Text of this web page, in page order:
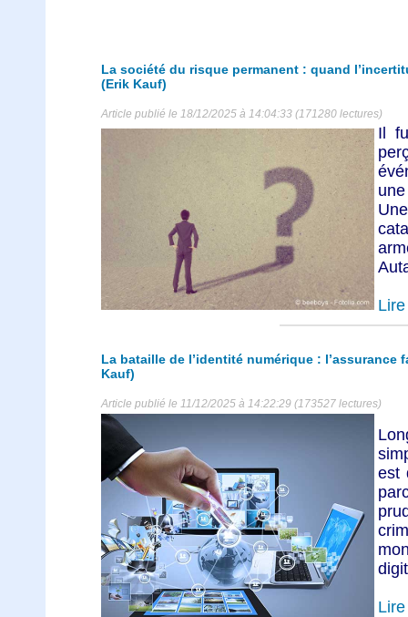
La société du risque permanent : quand
(Erik Kauf)
Article publié le 18/12/2025 à 14:04:33 (171280 lectures)
Il
La bataille de l’identité numérique : l’assurance
Kauf)
Article publié le 11/12/2025 à 14:22:29 (173527 lectures)
est